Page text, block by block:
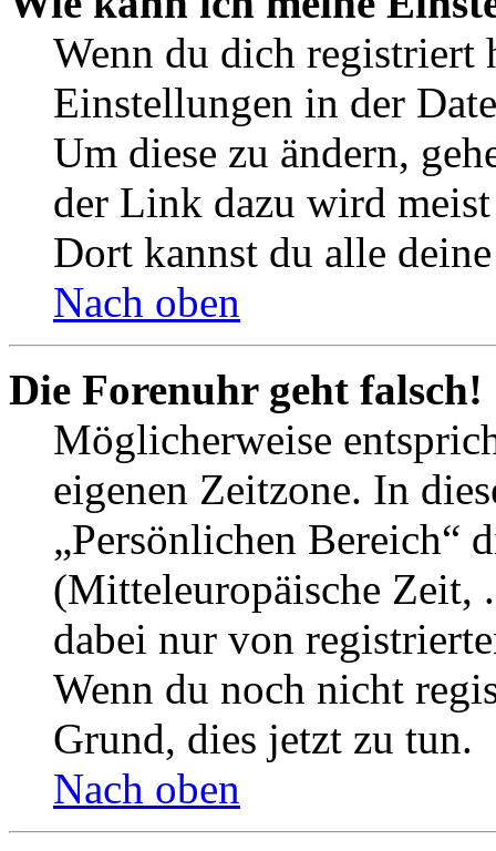
Wenn du dich registriert
Einstellungen in der
Um diese zu ändern,
der Link dazu wird
Dort kannst du alle
Nach oben
Die Forenuhr geht falsch!
Möglicherweise
eigenen Zeitzone. In
„Persönlichen Bereich“
(Mitteleuropäische Zeit,
dabei nur von
Wenn du noch nicht
Grund, dies jetzt zu tun.
Nach oben